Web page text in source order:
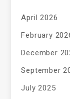
April 2026
February
December
September
July 2025